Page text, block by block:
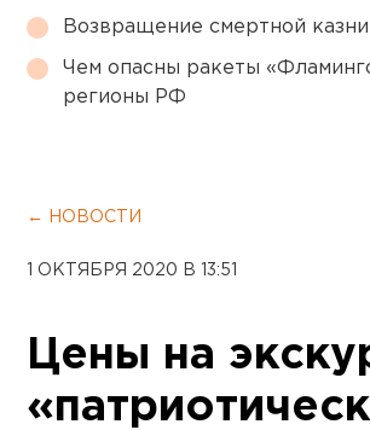
Возвращение смертной
Чем опасны ракеты
регионы РФ
← НОВОСТИ
1 ОКТЯБРЯ 2020 В 13:51
Цены на